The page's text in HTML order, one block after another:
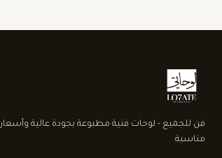
فن للجميع - لوحات فنية مطبوعة بجودة عالية وأسعار
مناسبة